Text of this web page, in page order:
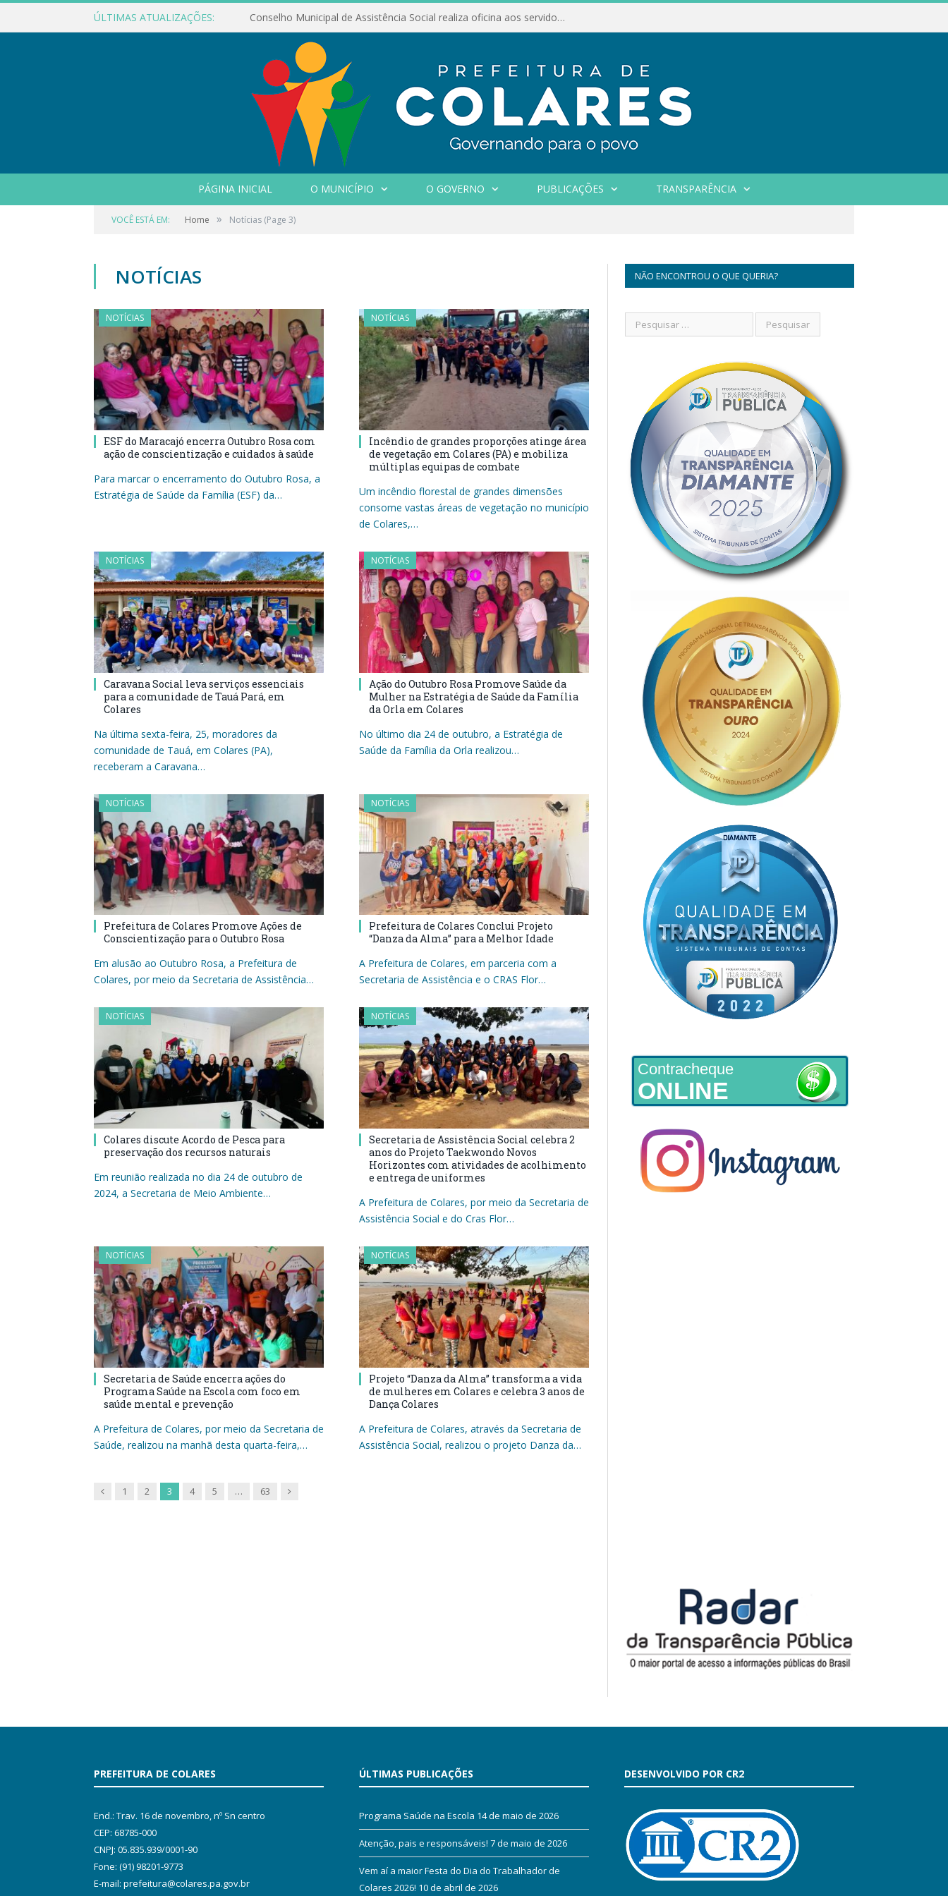
ÚLTIMAS ATUALIZAÇÕES: Conselho Municipal de Assistência Social realiza oficina aos servidores
PÁGINA INICIAL O MUNICÍPIO O GOVERNO PUBLICAÇÕES TRANSPARÊNCIA
VOCÊ ESTÁ EM: Home » Notícias (Page 3)
NOTÍCIAS
NOTÍCIAS
ESF do Maracajó encerra Outubro Rosa com
ação de conscientização e cuidados à saúde
Para marcar o encerramento do Outubro Rosa, a
Estratégia de Saúde da Família (ESF) da…
NOTÍCIAS
Incêndio de grandes proporções atinge área
de vegetação em Colares (PA) e mobiliza
múltiplas equipas de combate
Um incêndio florestal de grandes dimensões
consome vastas áreas de vegetação no município
de Colares,…
NOTÍCIAS
Caravana Social leva serviços essenciais
para a comunidade de Tauá Pará, em
Colares
Na última sexta-feira, 25, moradores da
comunidade de Tauá, em Colares (PA),
receberam a Caravana…
NOTÍCIAS
Ação do Outubro Rosa Promove Saúde da
Mulher na Estratégia de Saúde da Família
da Orla em Colares
No último dia 24 de outubro, a Estratégia de
Saúde da Família da Orla realizou…
NOTÍCIAS
Prefeitura de Colares Promove Ações de
Conscientização para o Outubro Rosa
Em alusão ao Outubro Rosa, a Prefeitura de
Colares, por meio da Secretaria de Assistência…
NOTÍCIAS
Prefeitura de Colares Conclui Projeto
“Danza da Alma” para a Melhor Idade
A Prefeitura de Colares, em parceria com a
Secretaria de Assistência e o CRAS Flor…
NOTÍCIAS
Colares discute Acordo de Pesca para
preservação dos recursos naturais
Em reunião realizada no dia 24 de outubro de
2024, a Secretaria de Meio Ambiente…
NOTÍCIAS
Secretaria de Assistência Social celebra 2
anos do Projeto Taekwondo Novos
Horizontes com atividades de acolhimento
e entrega de uniformes
A Prefeitura de Colares, por meio da Secretaria de
Assistência Social e do Cras Flor…
NOTÍCIAS
Secretaria de Saúde encerra ações do
Programa Saúde na Escola com foco em
saúde mental e prevenção
A Prefeitura de Colares, por meio da Secretaria de
Saúde, realizou na manhã desta quarta-feira,…
NOTÍCIAS
Projeto “Danza da Alma” transforma a vida
de mulheres em Colares e celebra 3 anos de
Dança Colares
A Prefeitura de Colares, através da Secretaria de
Assistência Social, realizou o projeto Danza da…
Previous
1 2 3 4 5 … 63 Next
NÃO ENCONTROU O QUE QUERIA?
Contracheque
ONLINE
PREFEITURA DE COLARES
End.: Trav. 16 de novembro, nº Sn centro
CEP: 68785-000
CNPJ: 05.835.939/0001-90
Fone: (91) 98201-9773
E-mail: prefeitura@colares.pa.gov.br
ÚLTIMAS PUBLICAÇÕES
Programa Saúde na Escola 14 de maio de 2026
Atenção, pais e responsáveis! 7 de maio de 2026
Vem aí a maior Festa do Dia do Trabalhador de
Colares 2026! 10 de abril de 2026
DESENVOLVIDO POR CR2